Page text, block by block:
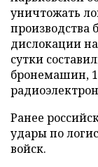
уничтожать
производства
дислокации
сутки
бронемашин,
Ранее
удары по
войск.